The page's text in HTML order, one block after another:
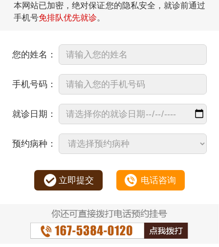
本网站已加密，绝对保证您的隐私安全，就诊前通过
手机号免排队优先就诊。
您的姓名：
手机号码：
就诊日期：
预约病种：
立即提交 电话咨询